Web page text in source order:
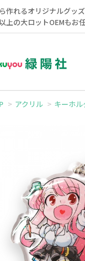
作れるオリジナルグッ
上の大ロットOEMもお
アクリル キーホル